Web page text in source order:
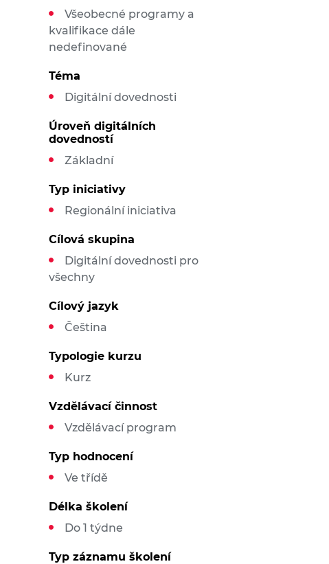
Všeobecné programy a
kvalifikace dále
nedefinované
Téma
Digitální dovednosti
Úroveň digitálních
dovedností
Základní
Typ iniciativy
Regionální iniciativa
Cílová skupina
Digitální dovednosti pro
všechny
Cílový jazyk
Čeština
Typologie kurzu
Kurz
Vzdělávací činnost
Vzdělávací program
Typ hodnocení
Ve třídě
Délka školení
Do 1 týdne
Typ záznamu školení